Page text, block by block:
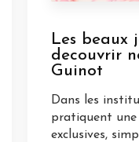
Les beaux
decouvrir
Guinot
Dans les
pratiquent
exclusives,